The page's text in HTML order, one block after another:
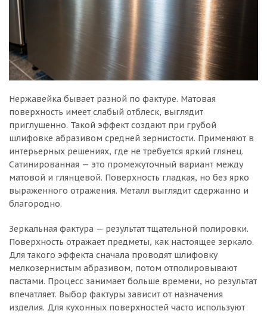
Нержавейка бывает разной по фактуре. Матовая
поверхность имеет слабый отблеск, выглядит
приглушенно. Такой эффект создают при грубой
шлифовке абразивом средней зернистости. Применяют в
интерьерных решениях, где не требуется яркий глянец.
Сатинированная — это промежуточный вариант между
матовой и глянцевой. Поверхность гладкая, но без ярко
выраженного отражения. Металл выглядит сдержанно и
благородно.
Зеркальная фактура — результат тщательной полировки.
Поверхность отражает предметы, как настоящее зеркало.
Для такого эффекта сначала проводят шлифовку
мелкозернистым абразивом, потом отполировывают
пастами. Процесс занимает больше времени, но результат
впечатляет. Выбор фактуры зависит от назначения
изделия. Для кухонных поверхностей часто используют